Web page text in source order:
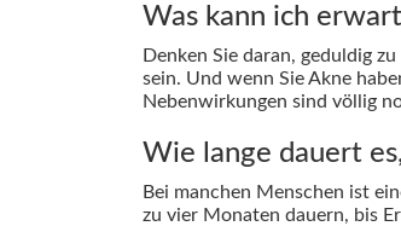
Was kann ich
Denken Sie daran, geduldig
sein. Und wenn Sie Akne
Nebenwirkungen sind völlig
Wie lange dauert
Bei manchen Menschen ist
zu vier Monaten dauern, bis